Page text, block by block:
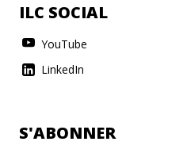
ILC SOCIAL
YouTube
LinkedIn
S'ABONNER